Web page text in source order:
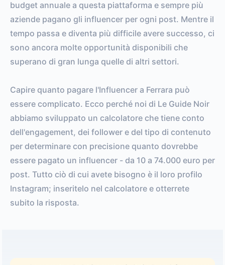
budget annuale a questa piattaforma e sempre più
aziende pagano gli influencer per ogni post. Mentre il
tempo passa e diventa più difficile avere successo, ci
sono ancora molte opportunità disponibili che
superano di gran lunga quelle di altri settori.
Capire quanto pagare l'Influencer a Ferrara può
essere complicato. Ecco perché noi di Le Guide Noir
abbiamo sviluppato un calcolatore che tiene conto
dell'engagement, dei follower e del tipo di contenuto
per determinare con precisione quanto dovrebbe
essere pagato un influencer - da 10 a 74.000 euro per
post. Tutto ciò di cui avete bisogno è il loro profilo
Instagram; inseritelo nel calcolatore e otterrete
subito la risposta.